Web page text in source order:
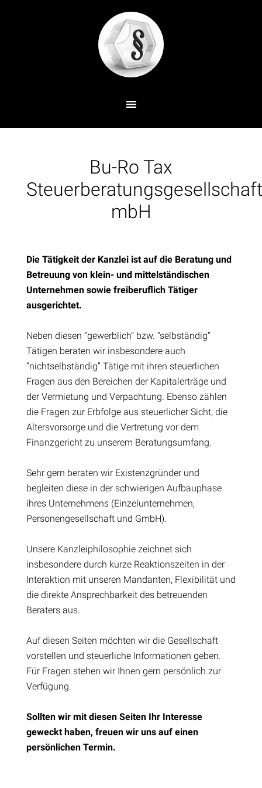
Bu-Ro Tax
Steuerberatungsgesellschaft
mbH
Die Tätigkeit der Kanzlei ist auf die Beratung und
Betreuung von klein- und mittelständischen
Unternehmen sowie freiberuflich Tätiger
ausgerichtet.
Neben diesen “gewerblich” bzw. “selbständig”
Tätigen beraten wir insbesondere auch
“nichtselbständig” Tätige mit ihren steuerlichen
Fragen aus den Bereichen der Kapitalerträge und
der Vermietung und Verpachtung. Ebenso zählen
die Fragen zur Erbfolge aus steuerlicher Sicht, die
Altersvorsorge und die Vertretung vor dem
Finanzgericht zu unserem Beratungsumfang.
Sehr gern beraten wir Existenzgründer und
begleiten diese in der schwierigen Aufbauphase
ihres Unternehmens (Einzelunternehmen,
Personengesellschaft und GmbH).
Unsere Kanzleiphilosophie zeichnet sich
insbesondere durch kurze Reaktionszeiten in der
Interaktion mit unseren Mandanten, Flexibilität und
die direkte Ansprechbarkeit des betreuenden
Beraters aus.
Auf diesen Seiten möchten wir die Gesellschaft
vorstellen und steuerliche Informationen geben.
Für Fragen stehen wir Ihnen gern persönlich zur
Verfügung.
Sollten wir mit diesen Seiten Ihr Interesse
geweckt haben, freuen wir uns auf einen
persönlichen Termin.